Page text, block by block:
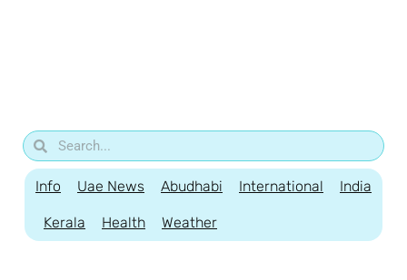
Info Uae News Abudhabi International India
Kerala Health Weather